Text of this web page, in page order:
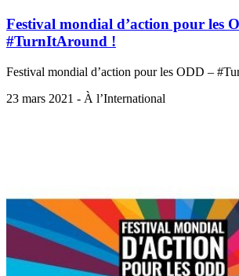
Festival mondial d’action pour les
#TurnItAround !
Festival mondial d’action pour les ODD –
23 mars 2021 - À l’International